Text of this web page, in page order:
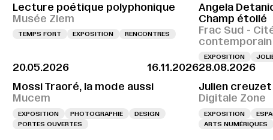
Lecture poétique polyphonique
Musée Ziem
TEMPS FORT EXPOSITION RENCONTRES
Angela
Champ étoilé
Frac Sud -
contemporain
EXPOSITION
20.05.2026
16.11.2026
Mossi Traoré, la mode aussi
Mucem
EXPOSITION PHOTOGRAPHIE
DESIGN
PORTES OUVERTES
28.08.2026
Julien creuzet
Digitale Zone
EXPOSITION
ARTS NUMÉRIQUES